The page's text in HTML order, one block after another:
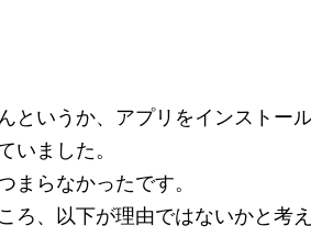
というか、アプリをインストー
いました。
まらなかったです。
ろ、以下が理由ではないかと考え